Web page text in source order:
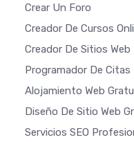
Crear Un Foro
Creador De Cursos
Creador De Sitios
Programador De Citas
Alojamiento Web
Diseño De Sitio Web
Servicios SEO